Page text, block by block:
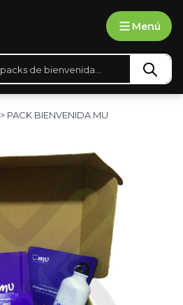
Menú
> PACK BIENVENIDA MU